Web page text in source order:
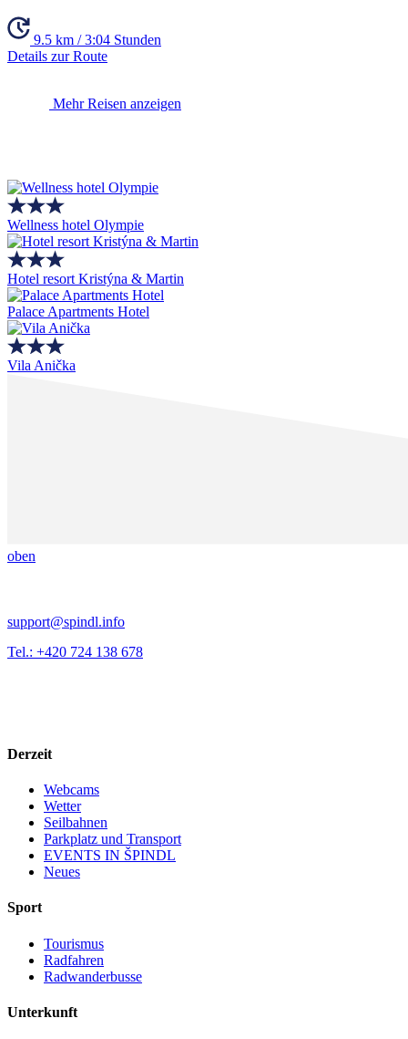
9.5 km / 3:04 Stunden
Details zur Route
Mehr Reisen anzeigen
Wellness hotel Olympie
Hotel resort Kristýna & Martin
Palace Apartments Hotel
Vila Anička
oben
support@spindl.info
Tel.: +420 724 138 678
Derzeit
Webcams
Wetter
Seilbahnen
Parkplatz und Transport
EVENTS IN ŠPINDL
Neues
Sport
Tourismus
Radfahren
Radwanderbusse
Unterkunft